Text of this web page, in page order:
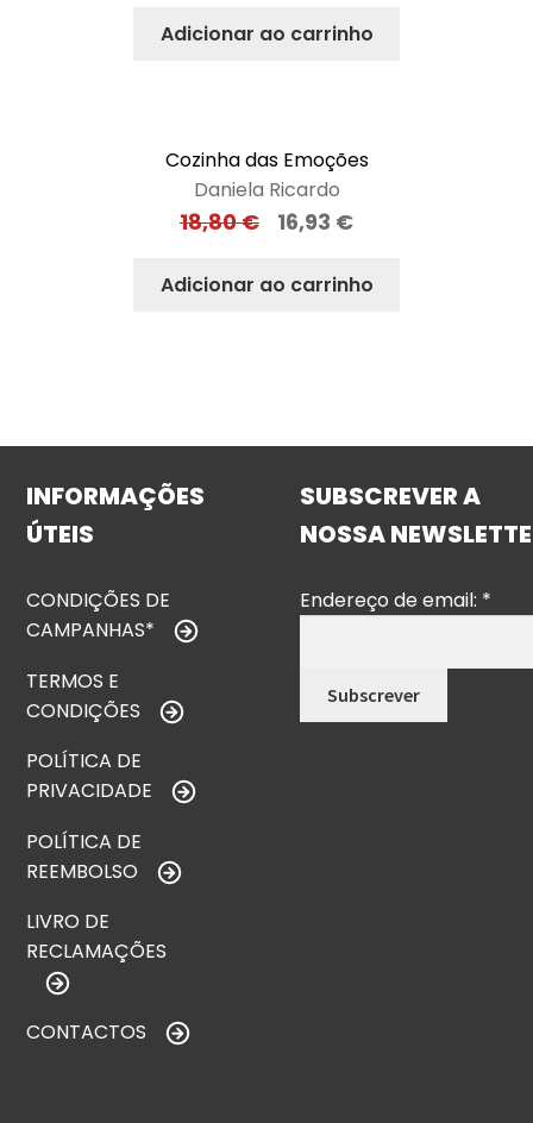
Adicionar ao carrinho
Cozinha das Emoções
Daniela Ricardo
18,80€ 16,93 €
Adicionar ao carrinho
INFORMAÇÕES
ÚTEIS
CONDIÇÕES DE
CAMPANHAS*
TERMOS E
CONDIÇÕES
POLÍTICA DE
PRIVACIDADE
POLÍTICA DE
REEMBOLSO
LIVRO DE
RECLAMAÇÕES
CONTACTOS
SUBSCREVER A
NOSSA
Endereço de email: *